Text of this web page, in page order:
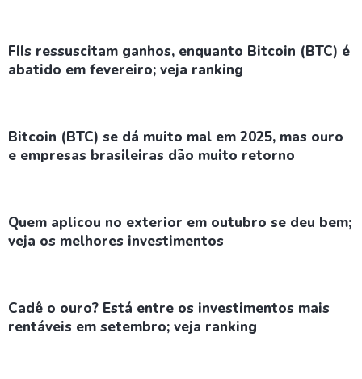
FIIs ressuscitam ganhos, enquanto Bitcoin (BTC) é
abatido em fevereiro; veja ranking
Bitcoin (BTC) se dá muito mal em 2025, mas ouro
e empresas brasileiras dão muito retorno
Quem aplicou no exterior em outubro se deu bem;
veja os melhores investimentos
Cadê o ouro? Está entre os investimentos mais
rentáveis em setembro; veja ranking